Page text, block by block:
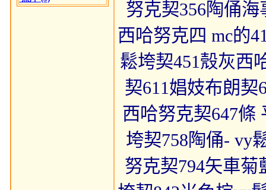
努克契356陶俑
西哈努克四 mc的
鬆垮契451殼灰西
契611娼妓布朗契
西哈努克契647條
垮契758陶俑- vy
努克契794矢車菊